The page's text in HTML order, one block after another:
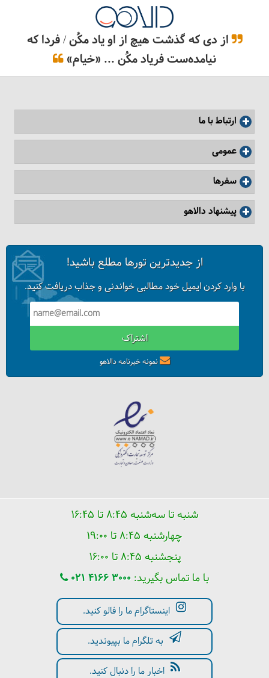
دوندگان، آرامش حیات وحش را در تالاب میانکاله به هم ریختند
حیات وحش-گوزن زرد ایرانی
از دی که گذشت هیچ از او یاد مکُن / فردا که
نیامده‌ست فریاد مکُن ... «خیام»
ارتباط با ما
عمومی
سفرها
پیشنهاد دالاهو
از جدیدترین تورها مطلع باشید!
با وارد کردن ایمیل خود مطالبی خواندنی و جذاب دریافت کنید.
اشتراک
نمونه خبرنامه دالاهو
شنبه تا سه‌شنبه ۸:۴۵ تا ۱۶:۴۵
چهارشنبه ۸:۴۵ تا ۱۹:۰۰
پنجشنبه ۸:۴۵ تا ۱۶:۰۰
با ما تماس بگیرید: 021 4166 3000
اینستاگرام ما را فالو کنید.
به تلگرام ما بپیوندید.
اخبار ما را دنبال کنید.